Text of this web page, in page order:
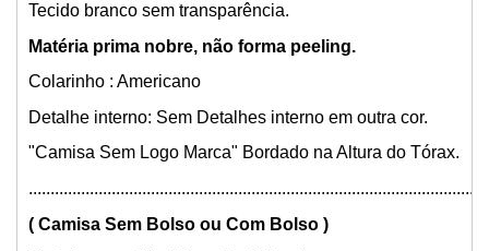
Tecido branco sem transparência.
Matéria prima nobre, não forma peeling.
Colarinho : Americano
Detalhe interno: Sem Detalhes interno em outra cor.
"Camisa Sem Logo Marca" Bordado na Altura do Tórax.
( Camisa Sem Bolso ou Com Bolso )